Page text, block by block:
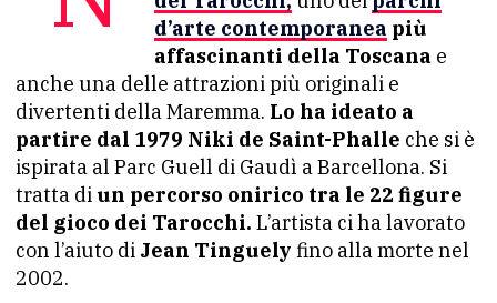
d’arte contemporanea più
affascinanti della Toscana e
anche una delle attrazioni più originali e
divertenti della Maremma. Lo ha ideato a
partire dal 1979 Niki de Saint-Phalle che si è
ispirata al Parc Guell di Gaudì a Barcellona. Si
tratta di un percorso onirico tra le 22 figure
del gioco dei Tarocchi. L’artista ci ha lavorato
con l’aiuto di Jean Tinguely fino alla morte nel
2002.